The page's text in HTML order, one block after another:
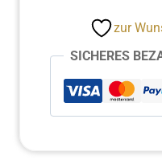
Menge
zur
SICHERES